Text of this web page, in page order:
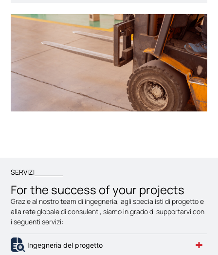
SERVIZI
For the success of your projects
Grazie al nostro team di ingegneria, agli specialisti di progetto e
alla rete globale di consulenti, siamo in grado di supportarvi con
i seguenti servizi:
Ingegneria del progetto